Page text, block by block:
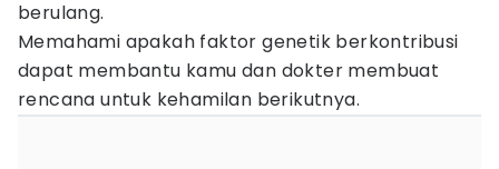
berulang.
Memahami apakah faktor genetik berkontribusi
dapat membantu kamu dan dokter membuat
rencana untuk kehamilan berikutnya.